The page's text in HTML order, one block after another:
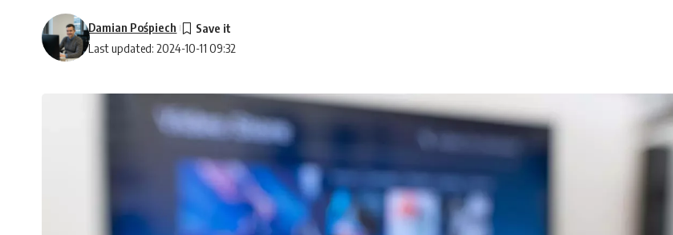
Last updated: 2024-10-11 09:32
Damian Pośpiech